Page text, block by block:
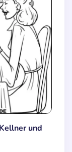
und